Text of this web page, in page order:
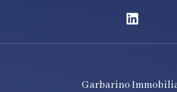
Garbarino